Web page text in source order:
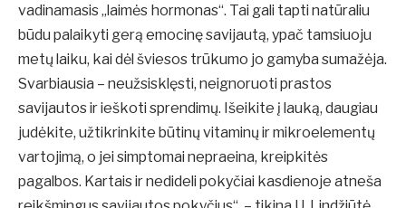
vadinamasis „laimės hormonas“. Tai gali tapti natūraliu
būdu palaikyti gerą emocinę savijautą, ypač tamsiuoju
metų laiku, kai dėl šviesos trūkumo jo gamyba sumažėja.
Svarbiausia – neužsisklęsti, neignoruoti prastos
savijautos ir ieškoti sprendimų. Išeikite į lauką, daugiau
judėkite, užtikrinkite būtinų vitaminų ir mikroelementų
vartojimą, o jei simptomai nepraeina, kreipkitės
pagalbos. Kartais ir nedideli pokyčiai kasdienoje atneša